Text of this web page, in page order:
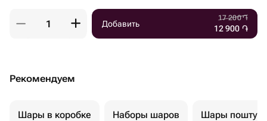
Добавить
17 200֏
12 900 ֏
Рекомендуем
Шары в коробке Наборы шаров Шары